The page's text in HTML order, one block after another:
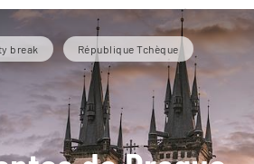
break République Tchèque